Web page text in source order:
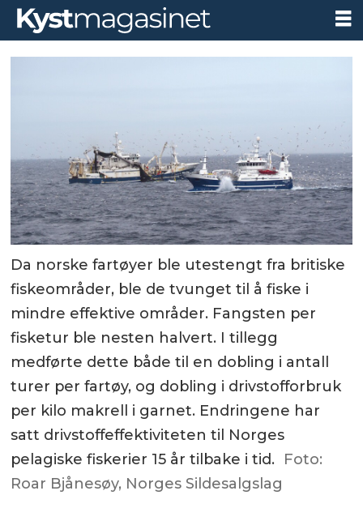
Da norske fartøyer ble utestengt fra britiske
fiskeområder, ble de tvunget til å fiske i
mindre effektive områder. Fangsten per
fisketur ble nesten halvert. I tillegg
medførte dette både til en dobling i antall
turer per fartøy, og dobling i drivstofforbruk
per kilo makrell i garnet. Endringene har
satt drivstoffeffektiviteten til Norges
pelagiske fiskerier 15 år tilbake i tid. Foto:
Roar Bjånesøy, Norges Sildesalgslag